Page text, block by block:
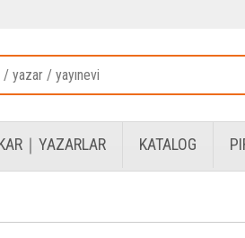
｜YAZARLAR KATALOG